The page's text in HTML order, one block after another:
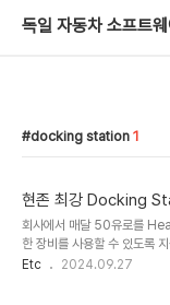
독일 자동차 소프트
docking station 1
현존 최강 Docking
회사에서 매달 50유로를
한 장비를 사용할 수 있도록
책상, 에어팟 프로, 운동화 등
Etc 2024.09.27